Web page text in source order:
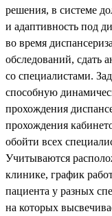
решения, в системе
и адаптивность под
во время
обследований, сдать
со специалистами.
способную
прохождения
прохождения
обойти всех
Учитываются
клинике, график
пациента у разных
на которых